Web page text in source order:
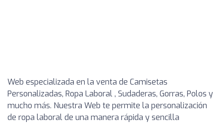
Web especializada en la venta de Camisetas
Personalizadas, Ropa Laboral , Sudaderas, Gorras, Polos y
mucho más. Nuestra Web te permite la personalización
de ropa laboral de una manera rápida y sencilla